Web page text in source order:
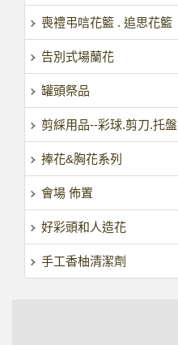
喪禮弔唁花籃 . 追思花籃
告別式場蘭花
罐頭祭品
剪綵用品--彩球.剪刀.托盤
捧花&胸花系列
會場 佈置
好彩頭和人造花
手工香柚清潔劑